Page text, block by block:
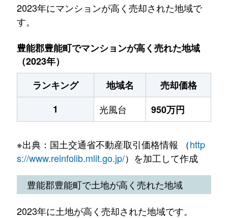
2023年にマンションが高く売却された地域で
す。
豊能郡豊能町でマンションが高く売れた地域
（2023年）
ランキング
地域名
売却価格
1
光風台 950万円
※出典：国土交通省不動産取引価格情報 （http
s://www.reinfolib.mlit.go.jp/）を加工して作成
豊能郡豊能町で土地が高く売れた地域
2023年に土地が高く売却された地域です。